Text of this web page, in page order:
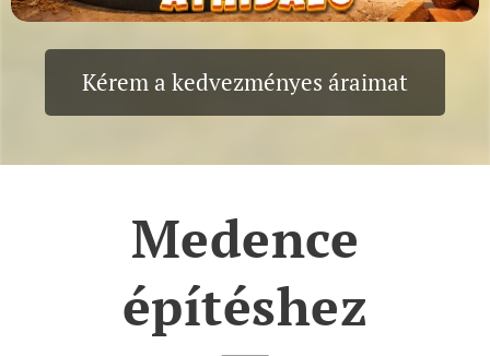
Kérem a kedvezményes áraimat
Medence
építéshez